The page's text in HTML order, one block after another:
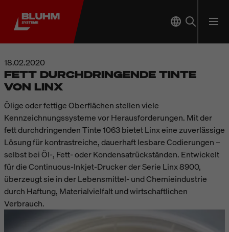
18.02.2020
FETT DURCHDRINGENDE TINTE
VON LINX
Ölige oder fettige Oberflächen stellen viele
Kennzeichnungssysteme vor Herausforderungen. Mit der
fett durchdringenden Tinte 1063 bietet Linx eine zuverlässige
Lösung für kontrastreiche, dauerhaft lesbare Codierungen –
selbst bei Öl-, Fett- oder Kondensatrückständen. Entwickelt
für die Continuous-Inkjet-Drucker der Serie Linx 8900,
überzeugt sie in der Lebensmittel- und Chemieindustrie
durch Haftung, Materialvielfalt und wirtschaftlichen
Verbrauch.